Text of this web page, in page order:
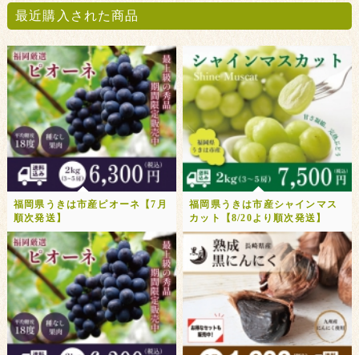
最近購入された商品
福岡県うきは市産ピオーネ【7月
順次発送】
福岡県うきは市産シャインマス
カット【8/20より順次発送】